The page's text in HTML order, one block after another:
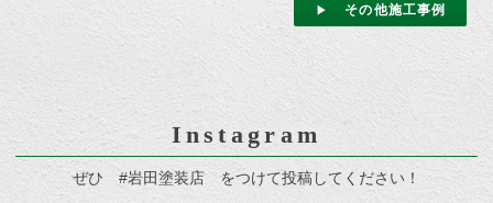
その他施工事例
Instagram
ぜひ #岩田塗装店 をつけて投稿してください！